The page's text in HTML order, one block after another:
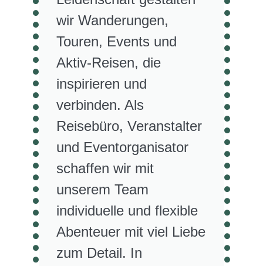
wir Wanderungen,
Touren, Events und
Aktiv-Reisen, die
inspirieren und
verbinden. Als
Reisebüro, Veranstalter
und Eventorganisator
schaffen wir mit
unserem Team
individuelle und flexible
Abenteuer mit viel Liebe
zum Detail. In